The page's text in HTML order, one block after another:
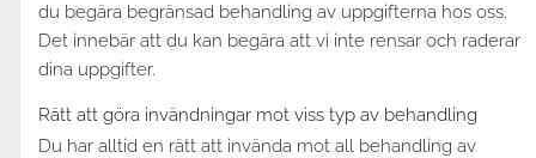
du begära begränsad behandling av uppgifterna hos oss.
Det innebär att du kan begära att vi inte rensar och raderar
dina uppgifter.
Rätt att göra invändningar mot viss typ av behandling
Du har alltid en rätt att invända mot all behandling av